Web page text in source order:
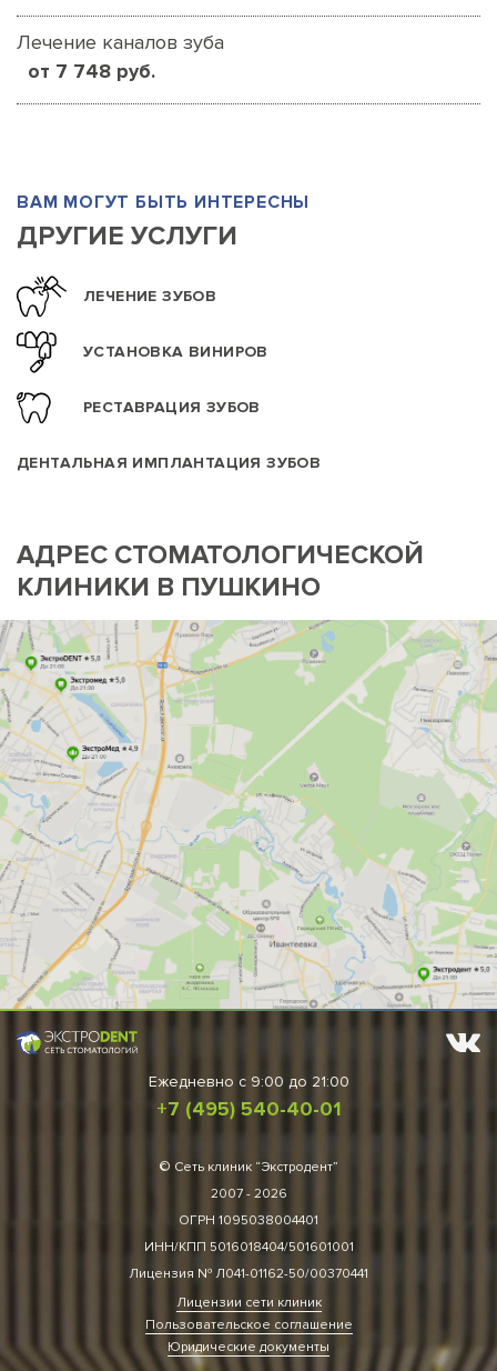
Лечение каналов зуба
от 7 748 руб.
ВАМ МОГУТ БЫТЬ ИНТЕРЕСНЫ
ДРУГИЕ УСЛУГИ
ЛЕЧЕНИЕ ЗУБОВ
УСТАНОВКА ВИНИРОВ
РЕСТАВРАЦИЯ ЗУБОВ
ДЕНТАЛЬНАЯ ИМПЛАНТАЦИЯ ЗУБОВ
АДРЕС СТОМАТОЛОГИЧЕСКОЙ
КЛИНИКИ В ПУШКИНО
Ежедневно c 9:00 до 21:00
+7 (495) 540-40-01
© Сеть клиник “Экстродент”
2007 - 2026
ОГРН 1095038004401
ИНН/КПП 5016018404/501601001
Лицензия № Л041-01162-50/00370441
Лицензии сети клиник
Пользовательское соглашение
Юридические документы